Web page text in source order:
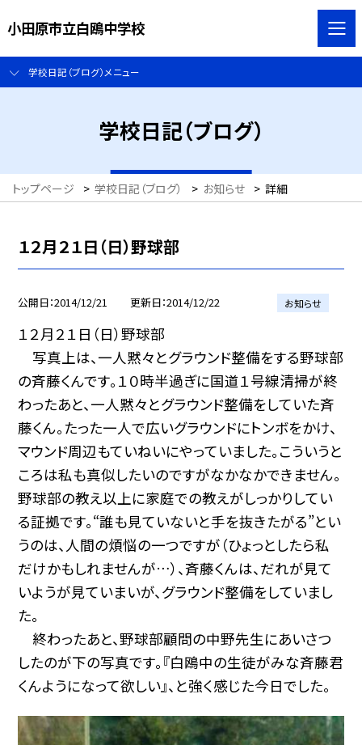
小田原市立白鴎中学校
学校日記（ブログ）メニュー
学校日記（ブログ）
トップページ > 学校日記（ブログ） > お知らせ > 詳細
１２月２１日（日）野球部
公開日 2014/12/21 更新日 2014/12/22 お知らせ
１２月２１日（日）野球部
写真上は、一人黙々とグラウンド整備をする野球部
の斉藤くんです。１０時半過ぎに国道１号線清掃が終
わったあと、一人黙々とグラウンド整備をしていた斉
藤くん。たった一人で広いグラウンドにトンボをかけ、
マウンド周辺もていねいにやっていました。こういうと
ころは私も真似したいのですがなかなかできません。
野球部の教え以上に家庭での教えがしっかりしてい
る証拠です。“誰も見ていないと手を抜きたがる”とい
うのは、人間の煩悩の一つですが（ひょっとしたら私
だけかもしれませんが…）、斉藤くんは、だれが見て
いようが見ていまいが、グラウンド整備をしていまし
た。
終わったあと、野球部顧問の中野先生にあいさつ
したのが下の写真です。『白鴎中の生徒がみな斉藤君
くんようになって欲しい』、と強く感じた今日でした。